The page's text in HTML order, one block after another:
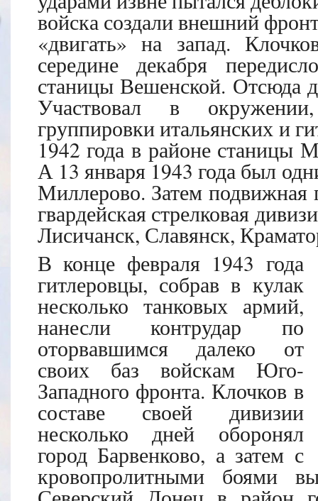
войска создали внешний
«двигать» на запад.
середине декабря
станицы Вешенской. Отсюда
Участвовал в
группировки итальянских и
1942 года в районе станицы
А 13 января 1943 года был
Миллерово. Затем
гвардейская стрелковая
Лисичанск, Славянск,
В конце февраля 1943 года
гитлеровцы, собрав в кулак
несколько танковых армий,
нанесли контрудар по
оторвавшимся далеко от
своих баз войскам Юго-
Западного фронта. Клочков в
составе своей дивизии
несколько дней оборонял
город Барвенково, а затем с
кровопролитными боями